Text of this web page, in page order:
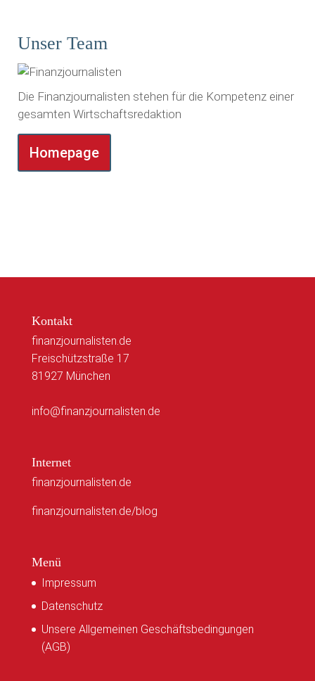
Unser Team
Die Finanzjournalisten stehen für die Kompetenz einer
gesamten Wirtschaftsredaktion
Homepage
Kontakt
finanzjournalisten.de
Freischützstraße 17
81927 München
info@finanzjournalisten.de
Internet
finanzjournalisten.de
finanzjournalisten.de/blog
Menü
Impressum
Datenschutz
Unsere Allgemeinen Geschäftsbedingungen
(AGB)